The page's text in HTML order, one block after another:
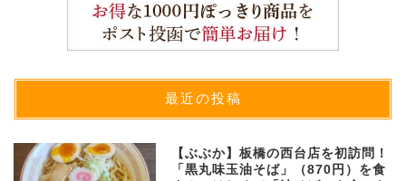
最近の投稿
【ぶぶか】板橋の西台店を初訪問！
「黒丸味玉油そば」（870円）を食